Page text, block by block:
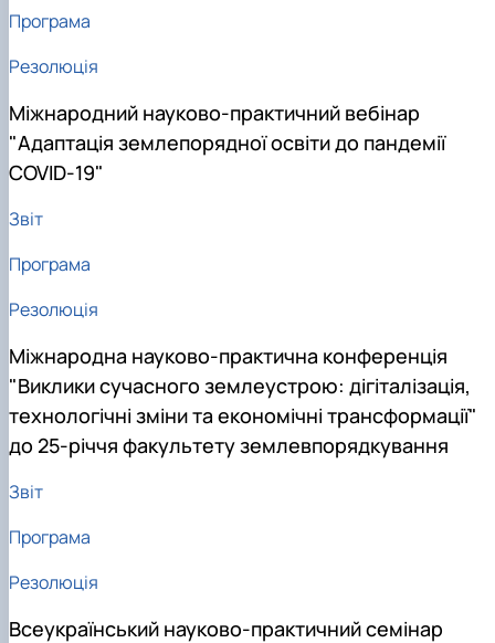
Програма
Резолюція
Міжнародний науково-практичний вебінар
"Адаптація землепорядної освіти до пандемії
COVID-19"
Звіт
Програма
Резолюція
Міжнародна науково-практична конференція
"Виклики сучасного землеустрою: дігіталізація,
технологічні зміни та економічні трансформації"
до 25-річчя факультету землевпорядкування
Звіт
Програма
Резолюція
Всеукраїнський науково-практичний семінар